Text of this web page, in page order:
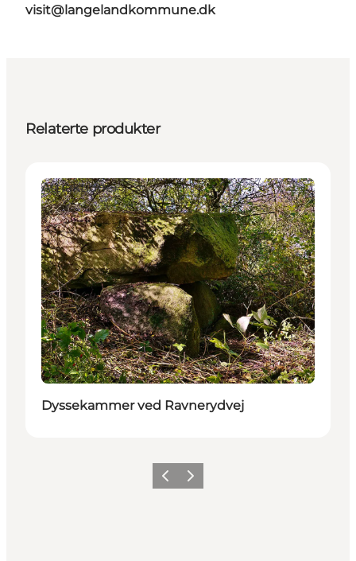
visit@langelandkommune.dk
Relaterte produkter
Attraktioner
Dyssekammer ved Ravnerydvej
ForrigeNeste